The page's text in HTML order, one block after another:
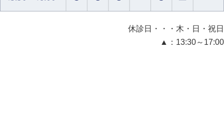
休診日・・・木・日・祝日
▲：13:30～17:00